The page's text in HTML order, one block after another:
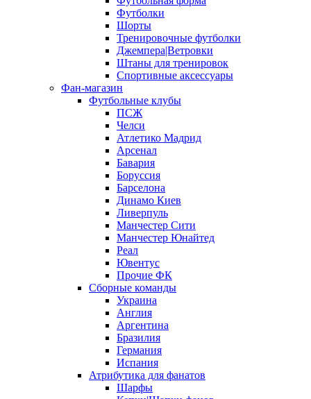
Футболки
Шорты
Тренировочные футболки
Джемпера|Ветровки
Штаны для тренировок
Спортивные аксессуары
Фан-магазин
Футбольные клубы
ПСЖ
Челси
Атлетико Мадрид
Арсенал
Бавария
Боруссия
Барселона
Динамо Киев
Ливерпуль
Манчестер Сити
Манчестер Юнайтед
Реал
Ювентус
Прочие ФК
Сборные команды
Украина
Англия
Аргентина
Бразилия
Германия
Испания
Атрибутика для фанатов
Шарфы